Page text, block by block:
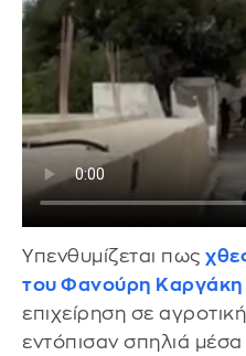
Υπενθυμίζεται πως
του Φανούρη Καργάκη
επιχείρηση σε
εντόπισαν σπηλιά